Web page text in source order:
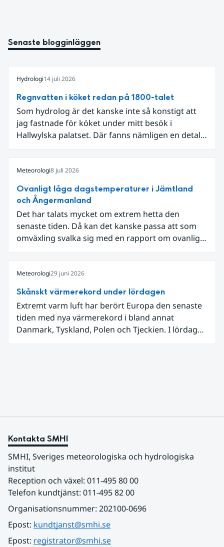
Senaste blogginläggen
Hydrologi14 juli 2026
Regnvatten i köket redan på 1800-talet
Som hydrolog är det kanske inte så konstigt att
jag fastnade för köket under mitt besök i
Hallwylska palatset. Där fanns nämligen en detalj
Meteorologi8 juli 2026
Ovanligt låga dagstemperaturer i Jämtland
och Ångermanland
Det har talats mycket om extrem hetta den
senaste tiden. Då kan det kanske passa att som
omväxling svalka sig med en rapport om ovanligt
Meteorologi29 juni 2026
Skånskt värmerekord under lördagen
Extremt varm luft har berört Europa den senaste
tiden med nya värmerekord i bland annat
Danmark, Tyskland, Polen och Tjeckien. I lördags
Kontakta SMHI
SMHI, Sveriges meteorologiska och hydrologiska
institut
Reception och växel: 011-495 80 00
Telefon kundtjänst: 011-495 82 00
Organisationsnummer: 202100-0696
Epost: kundtjanst@smhi.se
Epost: registrator@smhi.se